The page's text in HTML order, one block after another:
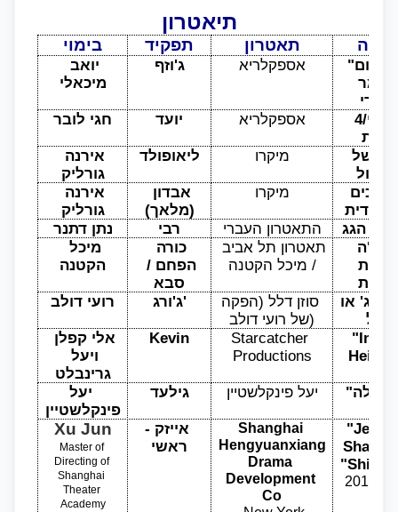
תיאטרון
בימוי תפקיד תאטרון
יואב
מיכאלי
ג'וזף אספקלריא
מחזמר
מקורי
חגי לובר
יועד אספקלריא
אי זוגי/4
אבות
גורליק
ליאופולד מיקרו
גורליק
(מלאך)
מיקרו
יהודית
נתן דתנר
רבי התאטרון העברי
על הגג
הקטנה
הפחם /
סבא
תאטרון תל אביב
/ מיכל הקטנה
רועי דולב
ג'ורג'
סוזן דלל (הפקה
של רועי דולב)
קאג' או
ויעל
גרינבלט
Kevin
Starcatcher
Productions
"In
יעל
פינקלשטיין
גילעד יעל פינקלשטיין
Xu Jun
Master of
Directing of
Shanghai
Theater
Academy
אייזק -
ראשי
Shanghai
Hengyuanxiang
Drama
Development
Co
"Jews
2015-